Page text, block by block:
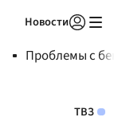
Новости
Проблемы с
ТВЗ